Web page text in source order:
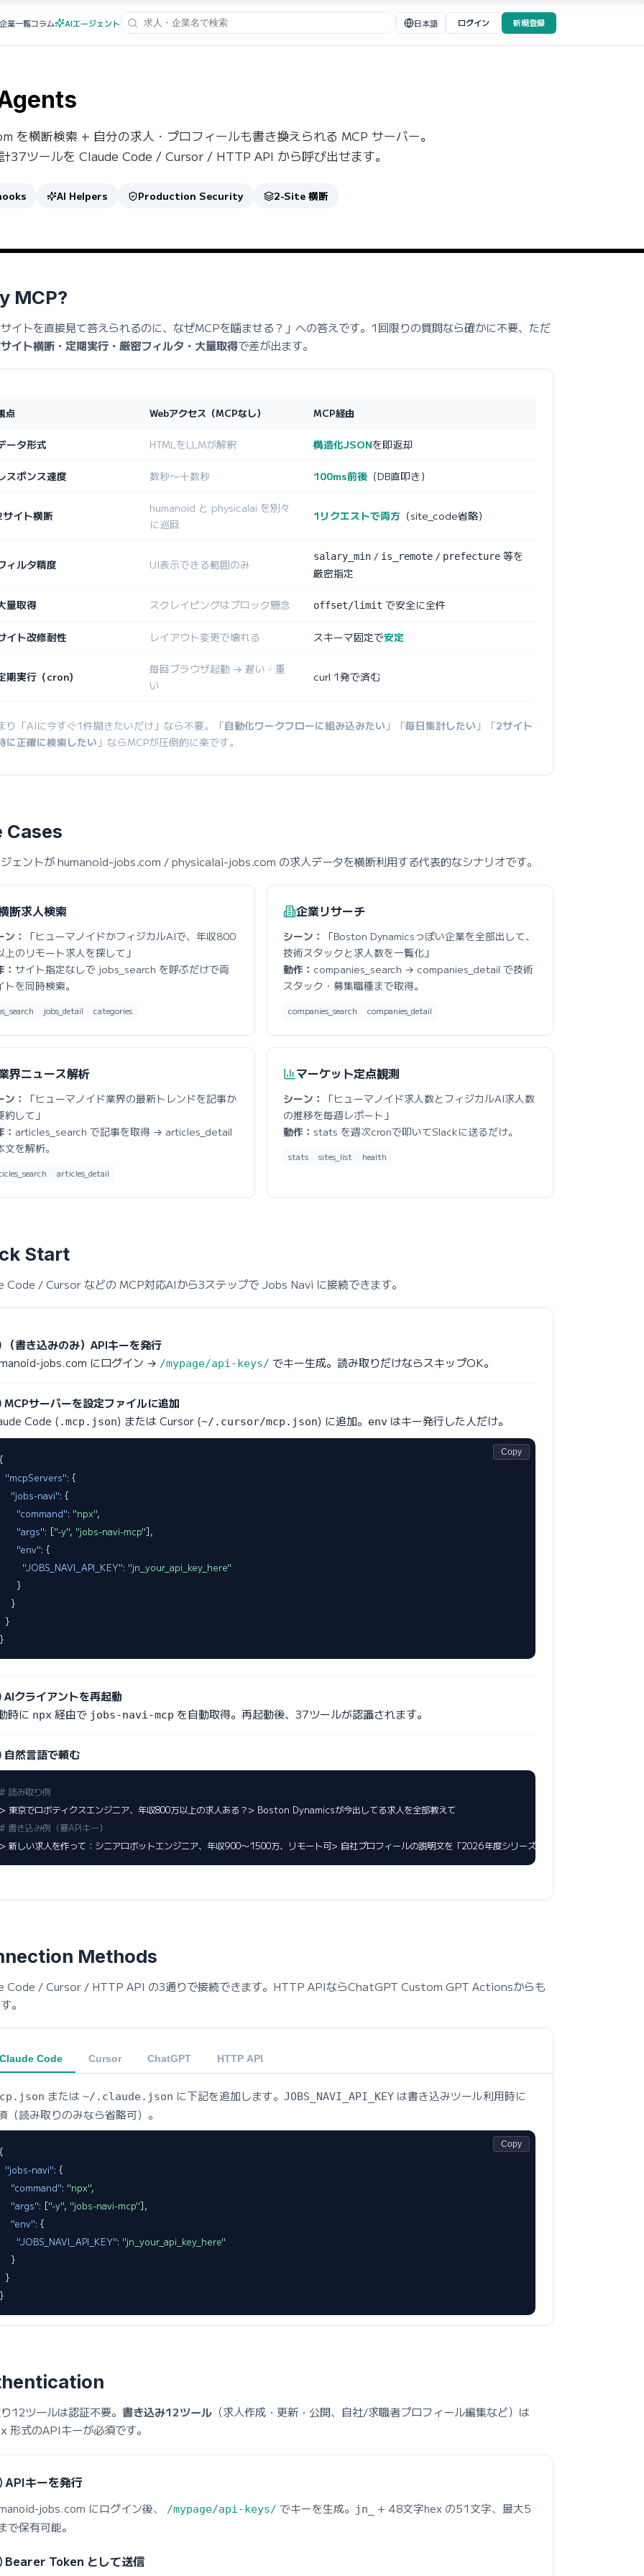
業一覧コラム AIエージェント 日本語 ログイン 新規登録
横断検索 + 自分の求人・プロフィールも書き換えられる MCP サーバー。
37ツールを Claude Code / Cursor / HTTP API から呼び出せます。
AI Helpers Production Security 2-Site 横断
MCP?
サイトを直接見て答えられるのに、なぜMCPを噛ませる？」への答えです。1回限りの質問なら確かに不要、ただ
イト横断・定期実行・厳密フィルタ・大量取得で差が出ます。
点 Webアクセス（MCPなし） MCP経由
ータ形式 HTMLをLLMが解釈 構造化JSONを即返却
スポンス速度 数秒〜十数秒 100ms前後 （DB直叩き）
イト横断
humanoid と physicalai を別々
に巡回
1リクエストで両方 （site_code省略）
ィルタ精度 UI表示できる範囲のみ
salary_min / is_remote / prefecture 等を
厳密指定
量取得 スクレイピングはブロック懸念 offset/limit で安全に全件
イト改修耐性 レイアウト変更で壊れる スキーマ固定で安定
期実行（cron）
毎回ブラウザ起動 → 遅い・重
い
curl 1発で済む
り「AIに今すぐ1件聞きたいだけ」なら不要。「自動化ワークフローに組み込みたい 」「毎日集計したい 」「2サイト
に正確に検索したい 」ならMCPが圧倒的に楽です。
Cases
ェントが humanoid-jobs.com / physicalai-jobs.com の求人データを横断利用する代表的なシナリオです。
断求人検索
ン：
「ヒューマノイドかフィジカルAIで、年収800
上のリモート求人を探して」
サイト指定なしで jobs_search を呼ぶだけで両
トを同時検索。
jobs_detail categories
企業リサーチ
シーン：
「Boston Dynamicsっぽい企業を全部出して、
技術スタックと求人数を一覧化」
動作： companies_search → companies_detail で技術
スタック・募集職種まで取得。
companies_search companies_detail
界ニュース解析
ン：
「ヒューマノイド業界の最新トレンドを記事か
約して」
articles_search で記事を取得 → articles_detail
文を解析。
articles_detail
マーケット定点観測
シーン：
「ヒューマノイド求人数とフィジカルAI求人数
の推移を毎週レポート」
動作： stats を週次cronで叩いてSlackに送るだけ。
stats sites_list health
Start
Code / Cursor などの MCP対応AIから3ステップで Jobs Navi に接続できます。
書き込みのみ）APIキーを発行
jobs.com にログイン → /mypage/api-keys/ でキー生成。読み取りだけならスキップOK。
サーバーを設定ファイルに追加
Code ( .mcp.json) または Cursor (~/.cursor/mcp.json) に追加。 env はキー発行した人だけ。
Copy
{
"mcpServers": {
"jobs-navi": {
"command": "npx",
"args": ["-y", "jobs-navi-mcp"],
"env": {
"JOBS_NAVI_API_KEY": "jn_your_api_key_here"
      }
    }
  }
}
クライアントを再起動
時に npx 経由で jobs-navi-mcp を自動取得。再起動後、37ツールが認識されます。
然言語で頼む
# 読み取り例
# 書き込み例（要APIキー）
> 新しい求人を作って：シニアロボットエンジニア、年収900〜1500万、リモート可> 自社プロフィールの説明文を「2026年度シリーズB完了」に更新して> 私
Methods
Code / Cursor / HTTP API の3通りで接続できます。HTTP APIならChatGPT Custom GPT Actionsからも
。
Claude Code Cursor ChatGPT HTTP API
または ~/.claude.json に下記を追加します。 JOBS_NAVI_API_KEY は書き込みツール利用時に
（読み取りのみなら省略可）。
Copy
{
"jobs-navi": {
"command": "npx",
"args": ["-y", "jobs-navi-mcp"],
"env": {
"JOBS_NAVI_API_KEY": "jn_your_api_key_here"
    }
  }
}
12ツールは認証不要。 書き込み12ツール （求人作成・更新・公開、自社/求職者プロフィール編集など）は
形式のAPIキーが必須です。
キーを発行
jobs.com にログイン後、 /mypage/api-keys/ でキーを生成。 jn_
+ 48文字hex の51文字、最大5
で保有可能。
Token として送信